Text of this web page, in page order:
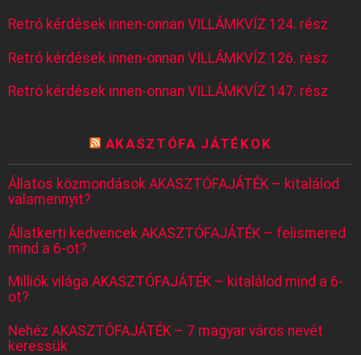
Retró kérdések innen-onnan VILLÁMKVÍZ 124. rész
Retró kérdések innen-onnan VILLÁMKVÍZ 126. rész
Retró kérdések innen-onnan VILLÁMKVÍZ 147. rész
AKASZTÓFA JÁTÉKOK
Állatos közmondások AKASZTÓFAJÁTÉK – kitalálod
valamennyit?
Állatkerti kedvencek AKASZTÓFAJÁTÉK – felismered
mind a 6-ot?
Milliók világa AKASZTÓFAJÁTÉK – kitalálod mind a 6-
ot?
Nehéz AKASZTÓFAJÁTÉK – 7 magyar város nevét
keressük